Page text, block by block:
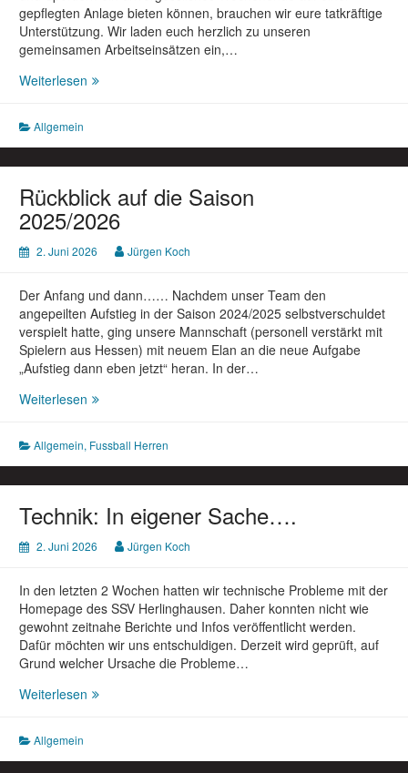
gepflegten Anlage bieten können, brauchen wir eure tatkräftige
Unterstützung. ​Wir laden euch herzlich zu unseren
gemeinsamen Arbeitseinsätzen ein,…
Weiterlesen Arbeitseinsatz
Sportfest!
Allgemein
Rückblick auf die Saison
2025/2026
2. Juni 2026 Jürgen Koch
Der Anfang und dann…… Nachdem unser Team den
angepeilten Aufstieg in der Saison 2024/2025 selbstverschuldet
verspielt hatte, ging unsere Mannschaft (personell verstärkt mit
Spielern aus Hessen) mit neuem Elan an die neue Aufgabe
„Aufstieg dann eben jetzt“ heran. In der…
Weiterlesen Rückblick
Saison
2025/2026
Allgemein, Fussball Herren
Technik: In eigener Sache….
2. Juni 2026 Jürgen Koch
In den letzten 2 Wochen hatten wir technische Probleme mit der
Homepage des SSV Herlinghausen. Daher konnten nicht wie
gewohnt zeitnahe Berichte und Infos veröffentlicht werden.
Dafür möchten wir uns entschuldigen. Derzeit wird geprüft, auf
Grund welcher Ursache die Probleme…
Weiterlesen Technik:
Allgemein